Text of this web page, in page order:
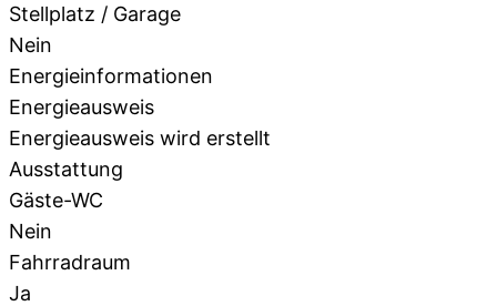
Stellplatz / Garage
Nein
Energieinformationen
Energieausweis
Energieausweis wird erstellt
Ausstattung
Gäste-WC
Nein
Fahrradraum
Ja